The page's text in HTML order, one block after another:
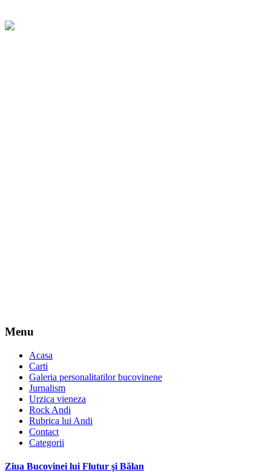
Menu
Acasa
Carti
Galeria personalitatilor bucovinene
Jurnalism
Urzica vieneza
Rock Andi
Rubrica lui Andi
Contact
Categorii
Ziua Bucovinei lui Flutur şi Bălan